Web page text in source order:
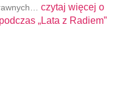
czytaj więcej o
„Lata z Radiem”